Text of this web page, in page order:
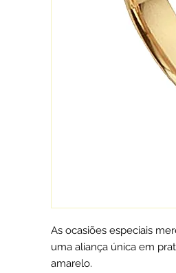
As ocasiões especiais
uma aliança única em
amarelo.